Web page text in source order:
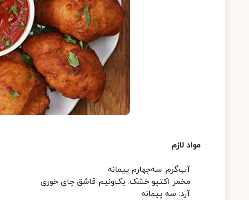
مواد لازم
آب‌گرم: سه‌چهارم پیمانه
مخمر اکتیو خشک: یک‌ونیم قاشق چای‌ خوری
آرد: سه پیمانه